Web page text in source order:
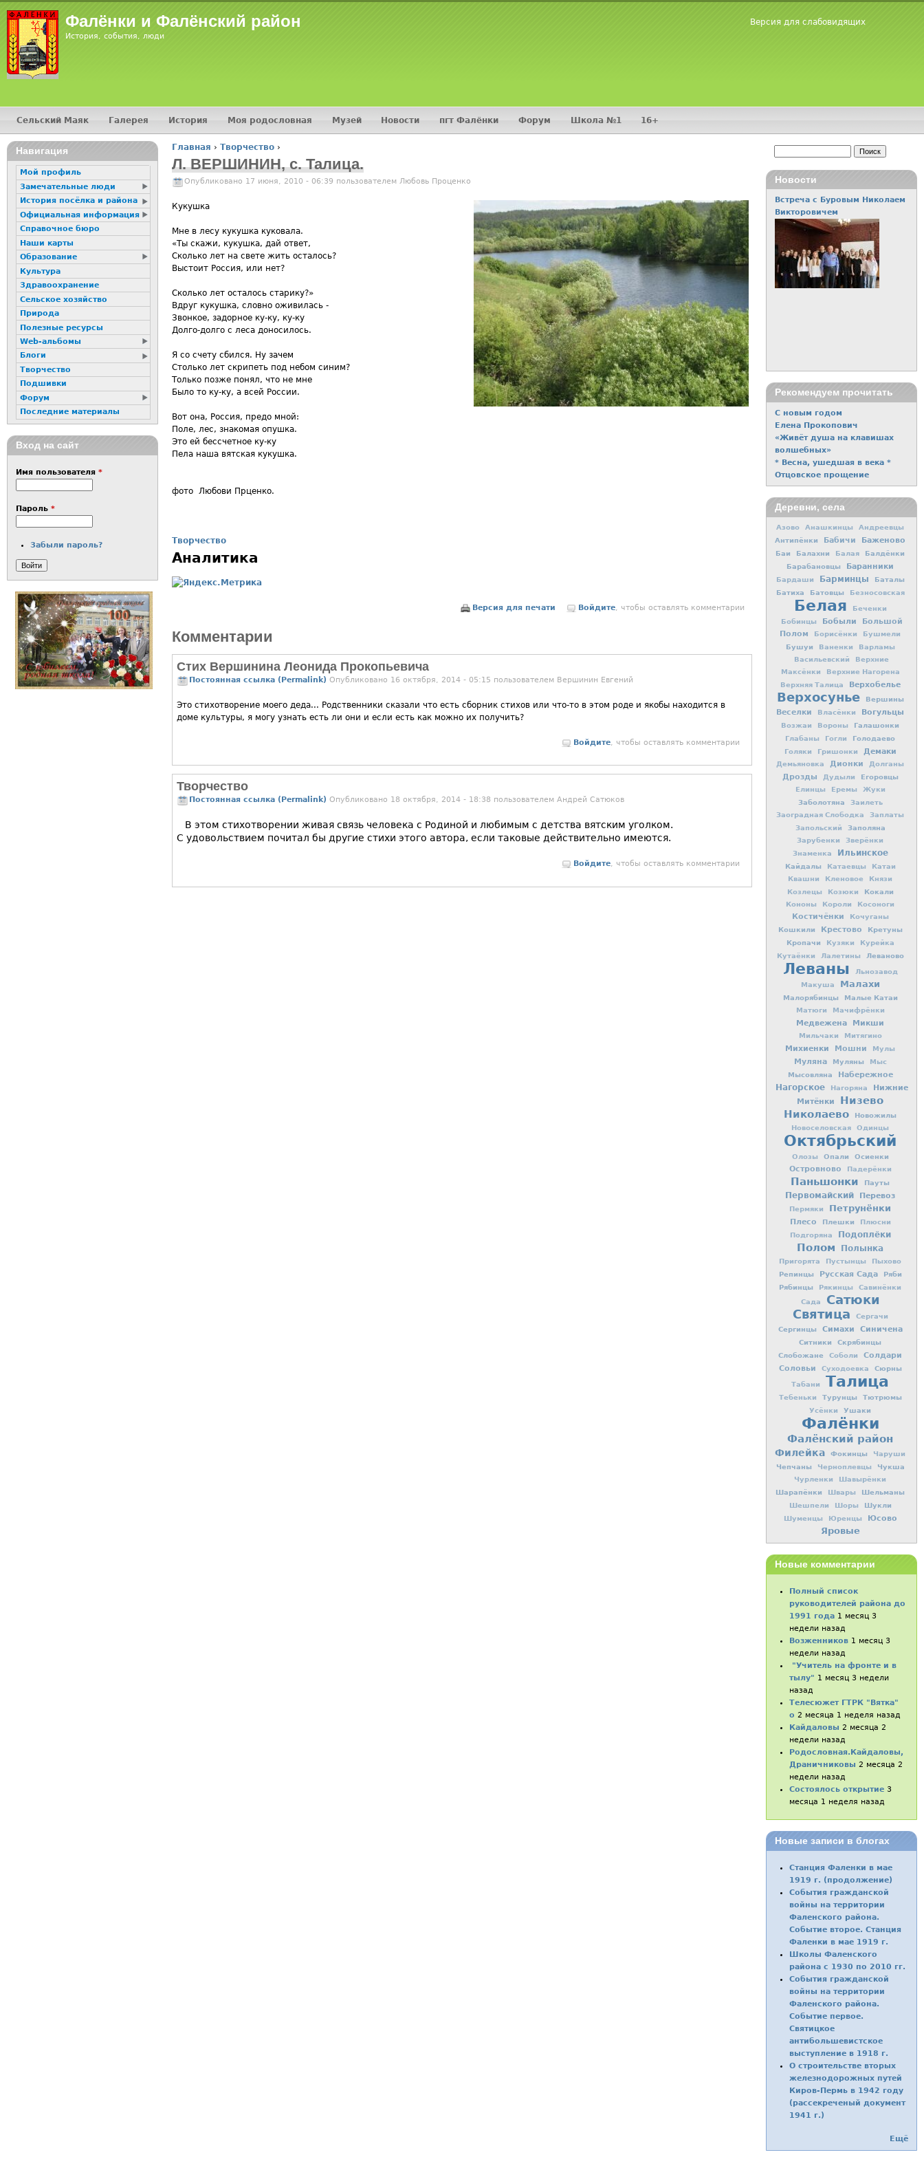
Фалёнки и Фалёнский район
История, события, люди
Версия для слабовидящих
Вы здесь
Главная › Творчество ›
Л. ВЕРШИНИН, с. Талица.
Опубликовано 17 июня, 2010 - 06:39 пользователем Любовь Проценко
Кукушка
Мне в лесу кукушка куковала.
«Ты скажи, кукушка, дай ответ,
Сколько лет на свете жить осталось?
Выстоит Россия, или нет?
Сколько лет осталось старику?»
Вдруг кукушка, словно оживилась -
Звонкое, задорное ку-ку, ку-ку
Долго-долго с леса доносилось.
Я со счету сбился. Ну зачем
Столько лет скрипеть под небом синим?
Только позже понял, что не мне
Было то ку-ку, а всей России.
Вот она, Россия, предо мной:
Поле, лес, знакомая опушка.
Это ей бессчетное ку-ку
Пела наша вятская кукушка.
фото Любови Прценко.
Творчество
Аналитика
Версия для печати Войдите, чтобы оставлять комментарии
Комментарии
Стих Вершинина Леонида Прокопьевича
Постоянная ссылка (Permalink) Опубликовано 16 октября, 2014 - 05:15 пользователем Вершинин Евгений
Это стихотворение моего деда... Родственники сказали что есть сборник стихов или что-то в этом роде и якобы находится в
доме культуры, я могу узнать есть ли они и если есть как можно их получить?
Войдите, чтобы оставлять комментарии
Творчество
Постоянная ссылка (Permalink) Опубликовано 18 октября, 2014 - 18:38 пользователем Андрей Сатюков
В этом стихотворении живая связь человека с Родиной и любимым с детства вятским уголком.
С удовольствием почитал бы другие стихи этого автора, если таковые действительно имеются.
Войдите, чтобы оставлять комментарии
Главное меню
Сельский Маяк Галерея История Моя родословная Музей Новости пгт Фалёнки Форум Школа №1 16+
Навигация
Мой профиль
Замечательные люди
История посёлка и района
Официальная информация
Справочное бюро
Наши карты
Образование
Культура
Здравоохранение
Сельское хозяйство
Природа
Полезные ресурсы
Web-альбомы
Блоги
Творчество
Подшивки
Форум
Последние материалы
Вход на сайт
Имя пользователя *
Пароль *
Забыли пароль?
Новости
Встреча с Буровым Николаем
Викторовичем
Рекомендуем прочитать
С новым годом
Елена Прокопович
«Живёт душа на клавишах
волшебных»
* Весна, ушедшая в века *
Отцовское прощение
Деревни, села
Азово Анашкинцы Андреевцы
Антипёнки Бабичи Баженово
Баи Балахни Балая
Балдёнки
Барабановцы
Баранники
Бардаши Барминцы
Баталы
Батиха
Батовцы Безносовская
Белая
Беченки
Бобинцы
Бобыли
Большой
Полом
Борисёнки Бушмели
Бушуи Ваненки
Варламы
Васильевский
Верхние
Максёнки
Верхние Нагорена
Верхняя Талица
Верхобелье
Верхосунье Вершины
Веселки Власёнки Вогульцы
Возжаи Вороны Галашонки
Глабаны Гогли Голодаево
Голяки Гришонки Демаки
Демьяновка Дионки Долганы
Дрозды Дудыли Егоровцы
Елинцы Еремы Жуки
Заболотяна
Заилеть
Заоградная Слободка
Заплаты
Запольский
Заполяна
Зарубенки
Зверёнки
Знаменка
Ильинское
Кайдалы Катаевцы
Катаи
Квашни
Кленовое
Князи
Козлецы
Козюки Кокали
Кононы Короли Косоноги
Костичёнки Кочуганы
Кошкили Крестово
Кретуны
Кропачи
Кузяки
Курейка
Кутаёнки
Лалетины Леваново
Леваны
Льнозавод
Макуша
Малахи
Малорябинцы Малые Катаи
Матюги Мачифрёнки
Медвежена Микши
Мильчаки Митягино
Михиенки Мошни Мулы
Муляна Муляны Мыс
Мысовляна Набережное
Нагорское Нагоряна
Нижние
Митёнки
Низево
Николаево
Новожилы
Новоселовская Одинцы
Октябрьский
Олозы Опали Осиенки
Островново Падерёнки
Паньшонки Пауты
Первомайский Перевоз
Пермяки Петрунёнки
Плесо Плешки
Плюсни
Подгоряна
Подоплёки
Полом Полынка
Пригорята Пустынцы Пыхово
Репинцы Русская Сада
Ряби
Рябинцы
Рякинцы
Савинёнки
Сада
Сатюки
Святица
Сергачи
Сергинцы Симахи Синичена
Ситники
Скрябинцы
Слобожане
Соболи
Солдари
Соловьи
Суходоевка Сюрны
Табани Талица
Тебеньки Турунцы Тютрюмы
Усёнки Ушаки
Фалёнки
Фалёнский район
Филейка Фокинцы Чаруши
Чепчаны Черноплевцы Чукша
Чурленки Шавырёнки
Шарапёнки Швары Шельманы
Шешпели Шоры Шукли
Шуменцы Юренцы Юсово
Яровые
Новые комментарии
Полный список
руководителей района до
1991 года 1 месяц 3
недели назад
Возженников 1 месяц 3
недели назад
"Учитель на фронте и в
тылу" 1 месяц 3 недели
назад
Телесюжет ГТРК "Вятка"
о 2 месяца 1 неделя назад
Кайдаловы 2 месяца 2
недели назад
Родословная.Кайдаловы,
Драничниковы 2 месяца 2
недели назад
Состоялось открытие 3
месяца 1 неделя назад
Новые записи в блогах
Станция Фаленки в мае
1919 г. (продолжение)
События гражданской
войны на территории
Фаленского района.
Событие второе. Станция
Фаленки в мае 1919 г.
Школы Фаленского
района с 1930 по 2010 гг.
События гражданской
войны на территории
Фаленского района.
Событие первое.
Святицкое
антибольшевистское
выступление в 1918 г.
О строительстве вторых
железнодорожных путей
Киров-Пермь в 1942 году
(рассекреченый документ
1941 г.)
Ещё